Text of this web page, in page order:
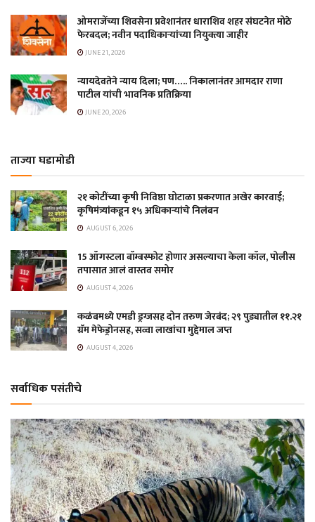
ओमराजेंच्या शिवसेना प्रवेशानंतर धाराशिव शहर संघटनेत मोठे
फेरबदल; नवीन पदाधिकाऱ्यांच्या नियुक्त्या जाहीर
JUNE 21, 2026
न्यायदेवतेने न्याय दिला; पण….. निकालानंतर आमदार राणा
पाटील यांची भावनिक प्रतिक्रिया
JUNE 20, 2026
ताज्या घडामोडी
२१ कोटींच्या कृषी निविष्ठा घोटाळा प्रकरणात अखेर कारवाई;
कृषिमंत्र्यांकडून १५ अधिकाऱ्यांचे निलंबन
AUGUST 6, 2026
15 ऑगस्टला बॉम्बस्फोट होणार असल्याचा केला कॉल, पोलीस
तपासात आलं वास्तव समोर
AUGUST 4, 2026
कळंबमध्ये एमडी ड्रग्जसह दोन तरुण जेरबंद; २९ पुड्यातील ११.२१
ग्रॅम मेफेड्रोनसह, सव्वा लाखांचा मुद्देमाल जप्त
AUGUST 4, 2026
सर्वाधिक पसंतीचे